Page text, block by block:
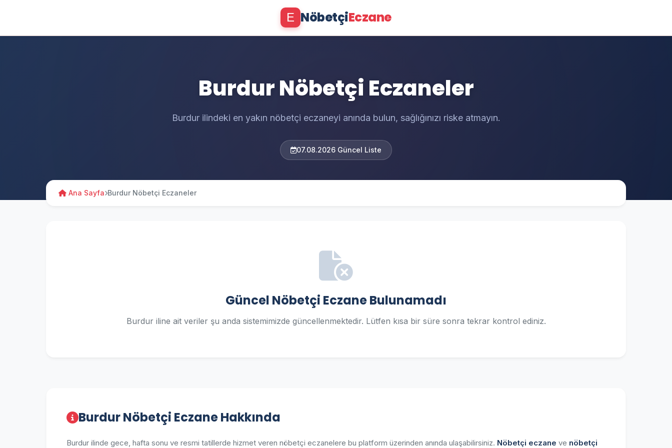
E NöbetçiEczane
Burdur Nöbetçi Eczaneler
Burdur ilindeki en yakın nöbetçi eczaneyi anında bulun, sağlığınızı riske atmayın.
07.08.2026 Güncel Liste
Ana Sayfa Burdur Nöbetçi Eczaneler
Güncel Nöbetçi Eczane Bulunamadı
Burdur iline ait veriler şu anda sistemimizde güncellenmektedir. Lütfen kısa bir süre sonra tekrar kontrol ediniz.
Burdur Nöbetçi Eczane Hakkında
Burdur ilinde gece, hafta sonu ve resmi tatillerde hizmet veren nöbetçi eczanelere bu platform üzerinden anında ulaşabilirsiniz. Nöbetçi eczane ve nöbetçi